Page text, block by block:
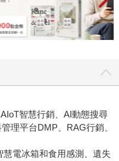
智慧行銷、AI動態搜尋
理平台DMP、RAG行銷、
電冰箱和食用感測、遺失